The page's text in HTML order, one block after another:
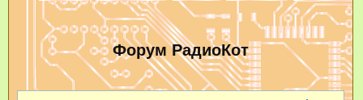
Форум РадиоКот